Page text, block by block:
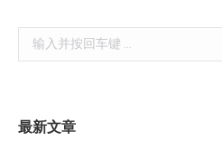
Search:
最新文章